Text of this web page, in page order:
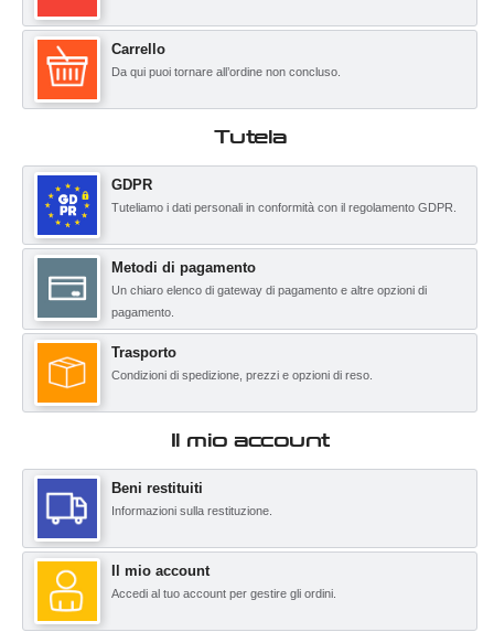
Carrello
Da qui puoi tornare all’ordine non concluso.
Tutela
GDPR
Tuteliamo i dati personali in conformità con il regolamento GDPR.
Metodi di pagamento
Un chiaro elenco di gateway di pagamento e altre opzioni di
pagamento.
Trasporto
Condizioni di spedizione, prezzi e opzioni di reso.
Il mio account
Beni restituiti
Informazioni sulla restituzione.
Il mio account
Accedi al tuo account per gestire gli ordini.